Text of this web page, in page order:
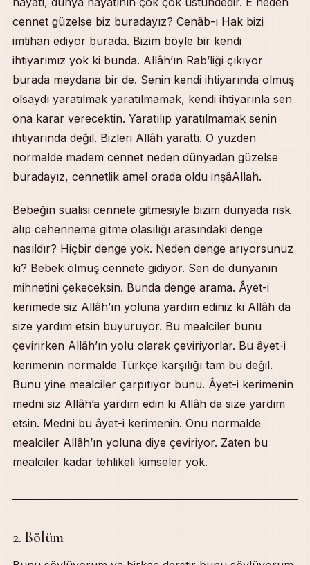
cennet güzelse biz buradayız? Cenâb-ı Hak bizi
imtihan ediyor burada. Bizim böyle bir kendi
ihtiyarımız yok ki bunda. Allâh’ın Rab’liği çıkıyor
burada meydana bir de. Senin kendi ihtiyarında olmuş
olsaydı yaratılmak yaratılmamak, kendi ihtiyarınla sen
ona karar verecektin. Yaratılıp yaratılmamak senin
ihtiyarında değil. Bizleri Allâh yarattı. O yüzden
normalde madem cennet neden dünyadan güzelse
buradayız, cennetlik amel orada oldu inşâAllah.
Bebeğin sualisi cennete gitmesiyle bizim dünyada risk
alıp cehenneme gitme olasılığı arasındaki denge
nasıldır? Hiçbir denge yok. Neden denge arıyorsunuz
ki? Bebek ölmüş cennete gidiyor. Sen de dünyanın
mihnetini çekeceksin. Bunda denge arama. Âyet-i
kerimede siz Allâh’ın yoluna yardım ediniz ki Allâh da
size yardım etsin buyuruyor. Bu mealciler bunu
çevirirken Allâh’ın yolu olarak çeviriyorlar. Bu âyet-i
kerimenin normalde Türkçe karşılığı tam bu değil.
Bunu yine mealciler çarpıtıyor bunu. Âyet-i kerimenin
medni siz Allâh’a yardım edin ki Allâh da size yardım
etsin. Medni bu âyet-i kerimenin. Onu normalde
mealciler Allâh’ın yoluna diye çeviriyor. Zaten bu
mealciler kadar tehlikeli kimseler yok.
2. Bölüm